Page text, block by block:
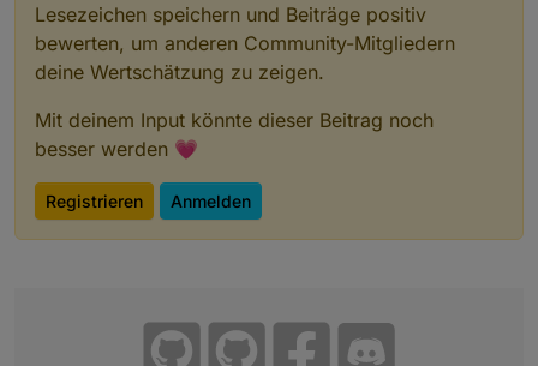
Lesezeichen speichern und Beiträge positiv
bewerten, um anderen Community-Mitgliedern
deine Wertschätzung zu zeigen.
Mit deinem Input könnte dieser Beitrag noch
besser werden 💗
Registrieren Anmelden